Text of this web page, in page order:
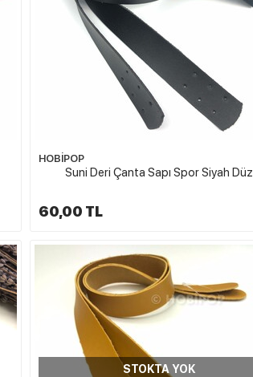
HOBİPOP
Suni Deri Çanta Sapı Spor Siyah Düz
60,00 TL
STOKTA YOK